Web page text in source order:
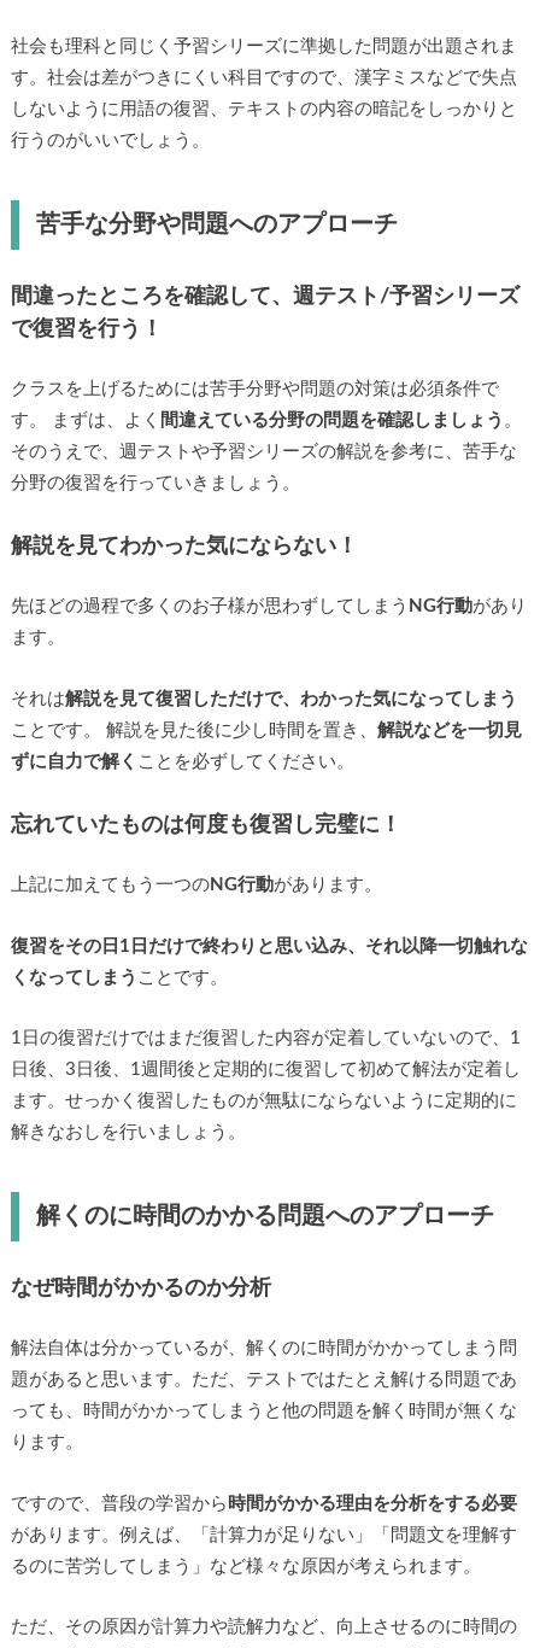
社会も理科と同じく予習シリーズに準拠した問題が出題されま
す。社会は差がつきにくい科目ですので、漢字ミスなどで失点
しないように用語の復習、テキストの内容の暗記をしっかりと
行うのがいいでしょう。
苦手な分野や問題へのアプローチ
間違ったところを確認して、週テスト/予習シリーズ
で復習を行う！
クラスを上げるためには苦手分野や問題の対策は必須条件で
す。 まずは、よく 間違えている分野の問題を確認しましょう 。
そのうえで、週テストや予習シリーズの解説を参考に、苦手な
分野の復習を行っていきましょう。
解説を見てわかった気にならない！
先ほどの過程で多くのお子様が思わずしてしまう NG行動があり
ます。
それは解説を見て復習しただけで、わかった気になってしまう
ことです。 解説を見た後に少し時間を置き、 解説などを一切見
ずに自力で解く ことを必ずしてください。
忘れていたものは何度も復習し完璧に！
上記に加えてもう一つのNG行動があります。
復習をその日1日だけで終わりと思い込み、それ以降一切触れな
くなってしまう ことです。
1日の復習だけではまだ復習した内容が定着していないので、1
日後、3日後、1週間後と定期的に復習して初めて解法が定着し
ます。せっかく復習したものが無駄にならないように定期的に
解きなおしを行いましょう。
解くのに時間のかかる問題へのアプローチ
なぜ時間がかかるのか分析
解法自体は分かっているが、解くのに時間がかかってしまう問
題があると思います。ただ、テストではたとえ解ける問題であ
っても、時間がかかってしまうと他の問題を解く時間が無くな
ります。
ですので、普段の学習から 時間がかかる理由を分析をする必要
があります。例えば、「計算力が足りない」「問題文を理解す
るのに苦労してしまう」など様々な原因が考えられます。
ただ、その原因が計算力や読解力など、向上させるのに時間の